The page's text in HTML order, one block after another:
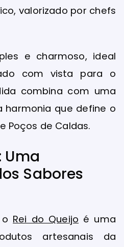
valorizado por chefs
e charmoso, ideal
com vista para o
combina com uma
harmonia que define o
Poços de Caldas.
Uma
Sabores
Rei do Queijo é uma
artesanais da